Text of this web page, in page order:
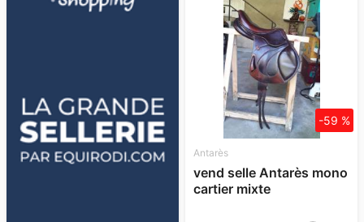
Antarès
vend selle Antarès mono
cartier mixte
-59 %